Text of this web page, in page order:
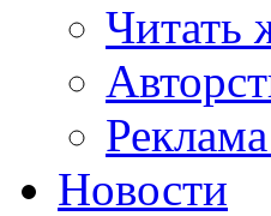
Читать
Новости